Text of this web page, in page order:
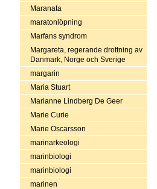
Maranata
maratonlöpning
Marfans syndrom
Margareta, regerande drottning av
Danmark, Norge och Sverige
margarin
Maria Stuart
Marianne Lindberg De Geer
Marie Curie
Marie Oscarsson
marinarkeologi
marinbiologi
marinbiologi
marinen